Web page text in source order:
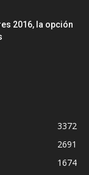
2016, la opción
3372
2691
1674